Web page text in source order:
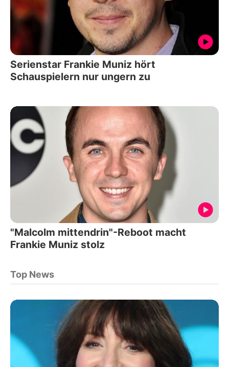
Serienstar Frankie Muniz hört
Schauspielern nur ungern zu
"Malcolm mittendrin"-Reboot macht
Frankie Muniz stolz
Top News